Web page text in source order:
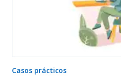
Casos prácticos